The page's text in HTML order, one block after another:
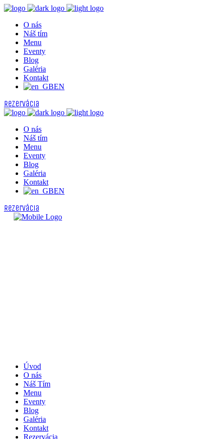
O nás
Náš tím
Menu
Eventy
Blog
Galéria
Kontakt
EN
Rezervácia
O nás
Náš tím
Menu
Eventy
Blog
Galéria
Kontakt
EN
Rezervácia
Úvod
O nás
Náš Tím
Menu
Eventy
Blog
Galéria
Kontakt
Rezervácia